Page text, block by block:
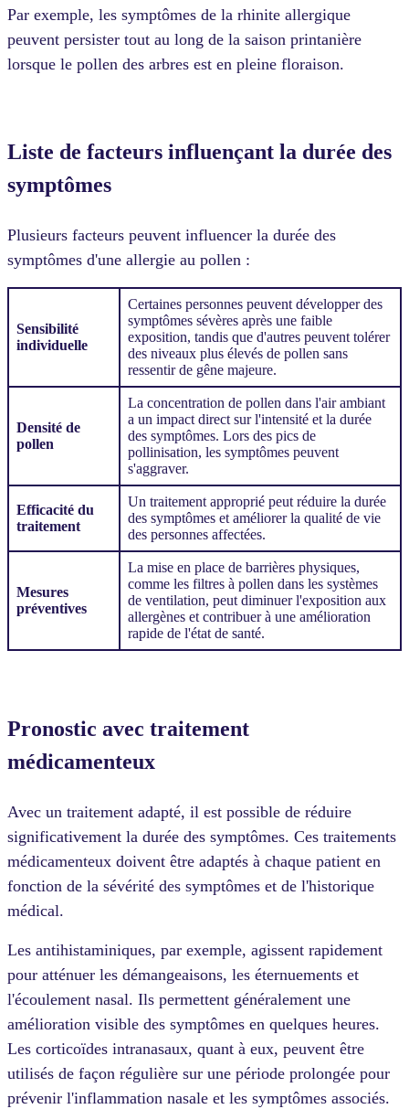
Par exemple, les symptômes de la rhinite allergique
peuvent persister tout au long de la saison printanière
lorsque le pollen des arbres est en pleine floraison.
Liste de facteurs influençant la durée des
symptômes
Plusieurs facteurs peuvent influencer la durée des
symptômes d'une allergie au pollen :
Sensibilité
individuelle
Certaines personnes peuvent développer des
symptômes sévères après une faible
exposition, tandis que d'autres peuvent tolérer
des niveaux plus élevés de pollen sans
ressentir de gêne majeure.
Densité de
pollen
La concentration de pollen dans l'air ambiant
a un impact direct sur l'intensité et la durée
des symptômes. Lors des pics de
pollinisation, les symptômes peuvent
s'aggraver.
Efficacité du
traitement
Un traitement approprié peut réduire la durée
des symptômes et améliorer la qualité de vie
des personnes affectées.
Mesures
préventives
La mise en place de barrières physiques,
comme les filtres à pollen dans les systèmes
de ventilation, peut diminuer l'exposition aux
allergènes et contribuer à une amélioration
rapide de l'état de santé.
Pronostic avec traitement
médicamenteux
Avec un traitement adapté, il est possible de réduire
significativement la durée des symptômes. Ces traitements
médicamenteux doivent être adaptés à chaque patient en
fonction de la sévérité des symptômes et de l'historique
médical.
Les antihistaminiques, par exemple, agissent rapidement
pour atténuer les démangeaisons, les éternuements et
l'écoulement nasal. Ils permettent généralement une
amélioration visible des symptômes en quelques heures.
Les corticoïdes intranasaux, quant à eux, peuvent être
utilisés de façon régulière sur une période prolongée pour
prévenir l'inflammation nasale et les symptômes associés.